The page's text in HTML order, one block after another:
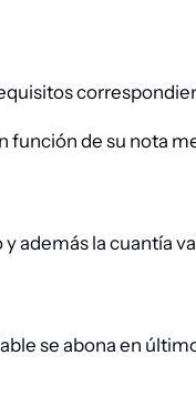
de su nota
la cuantía
se abona en